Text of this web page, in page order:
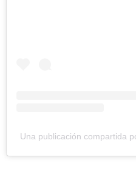
Una publicación compartida